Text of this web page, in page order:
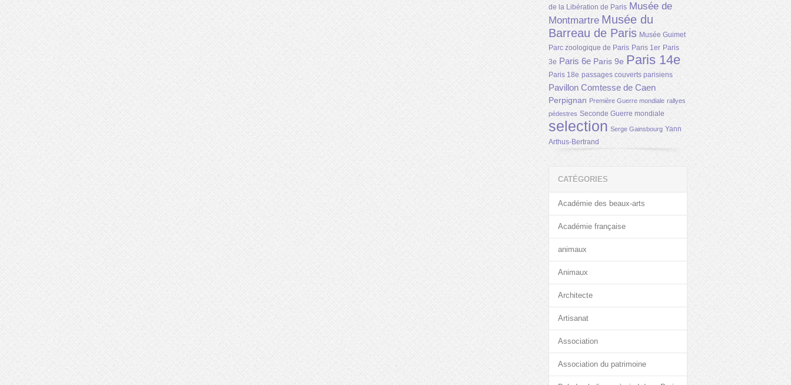
de la Libération de Paris Musée de
Montmartre Musée du
Barreau de Paris Musée Guimet
Parc zoologique de Paris Paris 1er Paris
3e Paris 6e Paris 9e Paris 14e
Paris 18e passages couverts parisiens
Pavillon Comtesse de Caen
Perpignan Première Guerre mondiale rallyes
pédestres Seconde Guerre mondiale
selection Serge Gainsbourg Yann
Arthus-Bertrand
CATÉGORIES
Académie des beaux-arts
Académie française
animaux
Animaux
Architecte
Artisanat
Association
Association du patrimoine